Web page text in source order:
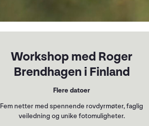
Workshop med Roger
Brendhagen i Finland
Flere datoer
Fem netter med spennende rovdyrmøter, faglig
veiledning og unike fotomuligheter.